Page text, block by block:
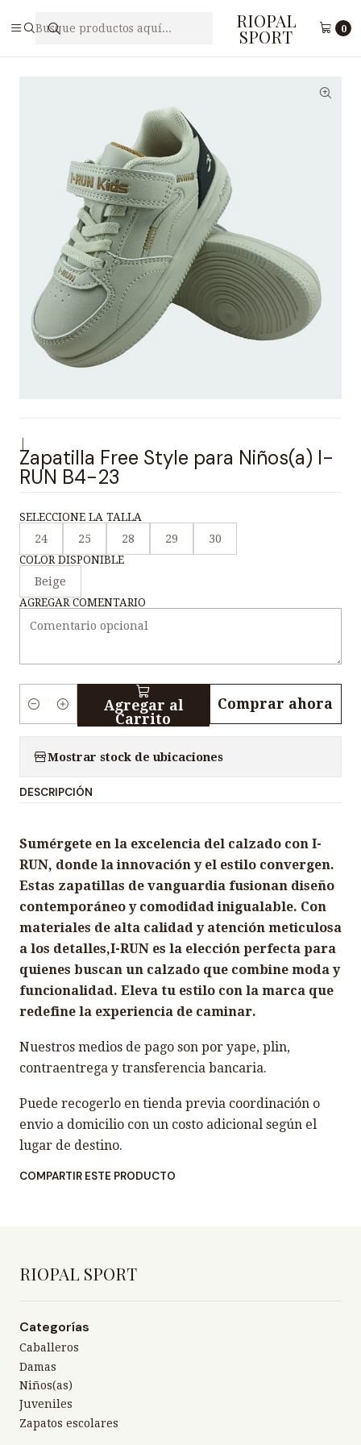
RIOPAL
SPORT 0
Zapatilla Free Style para Niños(a) I-RUN B4-23
Zapatilla Free Style para Niños(a) I-
RUN B4-23
SELECCIONE LA TALLA
24
25 28 29
30
COLOR DISPONIBLE
Beige
AGREGAR COMENTARIO
i
a
d
Agregar al
Carrito
Comprar ahora
Mostrar stock de ubicaciones
DESCRIPCIÓN
Sumérgete en la excelencia del calzado con I-
RUN, donde la innovación y el estilo convergen.
Estas zapatillas de vanguardia fusionan diseño
contemporáneo y comodidad inigualable. Con
materiales de alta calidad y atención meticulosa
a los detalles,I-RUN es la elección perfecta para
quienes buscan un calzado que combine moda y
funcionalidad. Eleva tu estilo con la marca que
redefine la experiencia de caminar.
Nuestros medios de pago son por yape, plin,
contraentrega y transferencia bancaria.
Puede recogerlo en tienda previa coordinación o
envio a domicilio con un costo adicional según el
lugar de destino.
COMPARTIR ESTE PRODUCTO
RIOPAL SPORT
Categorías
Caballeros
Damas
Niños(as)
Juveniles
Zapatos escolares